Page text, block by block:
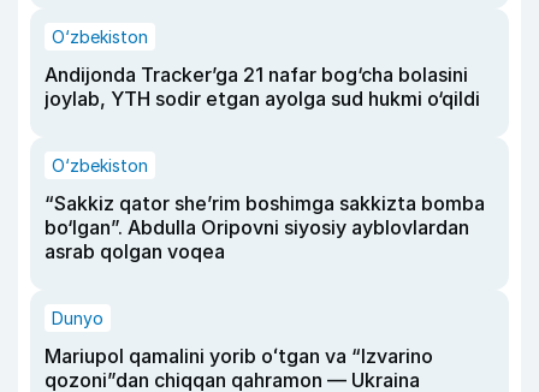
O‘zbekiston
Andijonda Tracker’ga 21 nafar bog‘cha bolasini
joylab, YTH sodir etgan ayolga sud hukmi o‘qildi
O‘zbekiston
“Sakkiz qator she’rim boshimga sakkizta bomba
bo‘lgan”. Abdulla Oripovni siyosiy ayblovlardan
asrab qolgan voqea
Dunyo
Mariupol qamalini yorib oʻtgan va “Izvarino
qozoni”dan chiqqan qahramon — Ukraina